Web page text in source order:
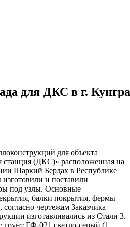
для ДКС в г.
для объекта
станция (ДКС)» расположенная на
Шаркий Бердах в Республике
и поставили
под узлы. Основные
балки покрытия, фермы
чертежам Заказчика
изготавливались из Стали 3.